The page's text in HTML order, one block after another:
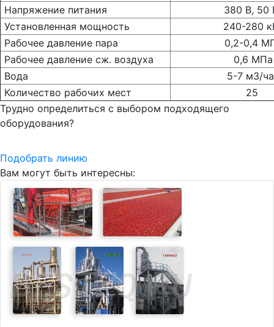
Напряжение питания
380 В, 50
Установленная мощность
240-280
Рабочее давление пара
0,2-0,4
Рабочее давление сж. воздуха
0,6 МПа
Вода
5-7 м3/
Количество рабочих мест
25
Трудно определиться с выбором подходящего
оборудования?
Подобрать линию
Вам могут быть интересны: